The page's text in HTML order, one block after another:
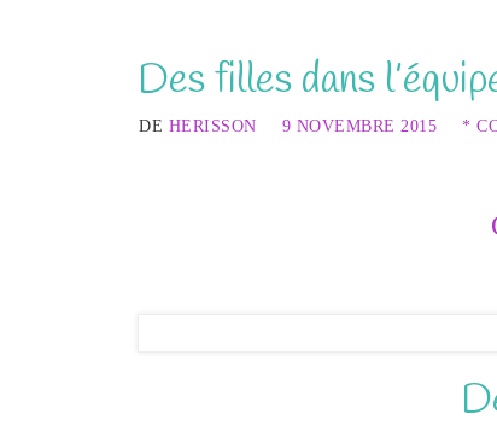
Des filles dans
DE HERISSON 9 NOVEMBRE 2015 *